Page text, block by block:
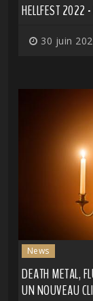
HELLFEST 2022
30 juin
News
DEATH METAL,
UN NOUVEAU